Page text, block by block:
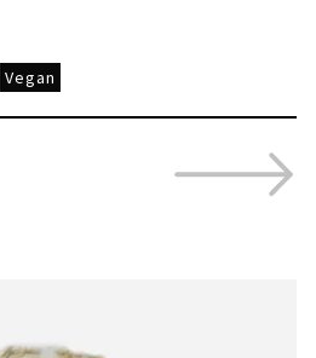
Vegan